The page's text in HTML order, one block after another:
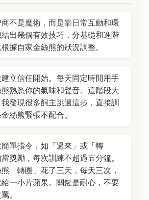
不是魔術，而是靠日常互動和環
出幾個有效技巧，分基礎和進階
據自家金絲熊的狀況調整。
立信任開始。每天固定時間用手
熟悉你的氣味和聲音。這階段大
發現很多飼主跳過這步，直接訓
絲熊緊張不配合。
單指令，如「過來」或「轉
獎勵，每次訓練不超過五分鐘。
「轉圈」花了三天，每天三次，
一小片蘋果。關鍵是耐心，不要
。